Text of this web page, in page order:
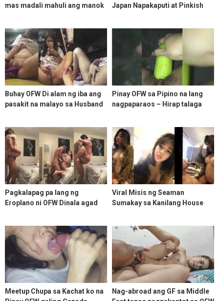
mas madali mahuli ang manok
Singapore
Japan Napakaputi at Pinkish
Buhay OFW Di alam ng iba ang
pasakit na malayo sa Husband
Pinay OFW sa Pipino na lang
nagpaparaos – Hirap talaga
Pagkalapag pa lang ng
Eroplano ni OFW Dinala agad
Viral Misis ng Seaman
Sumakay sa Kanilang House
Meetup Chupa sa Kachat ko na
Nag-abroad ang GF sa Middle